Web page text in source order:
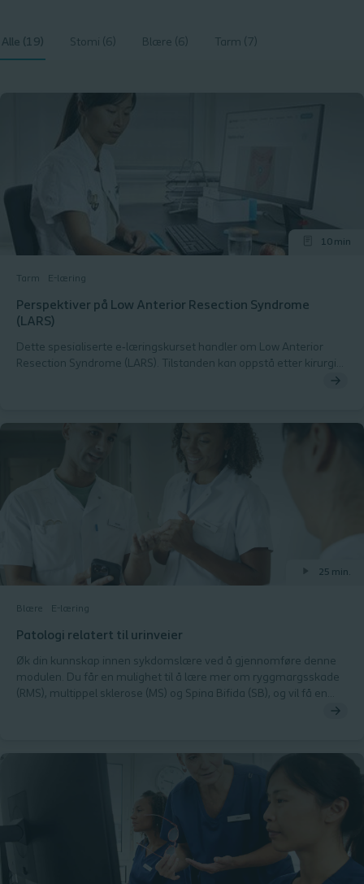
Alle (19) Stomi (6) Blære (6) Tarm (7)
Tarm E-læring
10 min
Perspektiver på Low Anterior Resection Syndrome
(LARS)
Dette spesialiserte e‑læringskurset handler om Low Anterior
Resection Syndrome (LARS). Tilstanden kan oppstå etter kirurgisk
behandling av kreftpasienter og påvirker normal tarmfunksjon.
Blære E-læring
25 min.
Patologi relatert til urinveier
​Øk din kunnskap innen sykdomslære ved å gjennomføre denne
modulen. Du får en mulighet til å lære mer om ryggmargsskade
(RMS), multippel sklerose (MS) og Spina Bifida (SB), og vil få en